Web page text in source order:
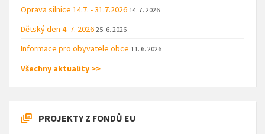
Oprava silnice 14.7. - 31.7.2026 14. 7. 2026
Dětský den 4. 7. 2026 25. 6. 2026
Informace pro obyvatele obce 11. 6. 2026
Všechny aktuality >>
PROJEKTY Z FONDŮ EU